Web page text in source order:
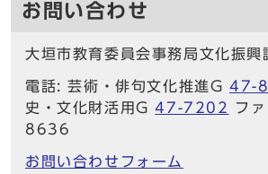
お問い合わせ
大垣市教育委員会事務局文化振
電話: 芸術・俳句文化推進G47-
史・文化財活用G47-7202
フ
8636
お問い合わせフォーム